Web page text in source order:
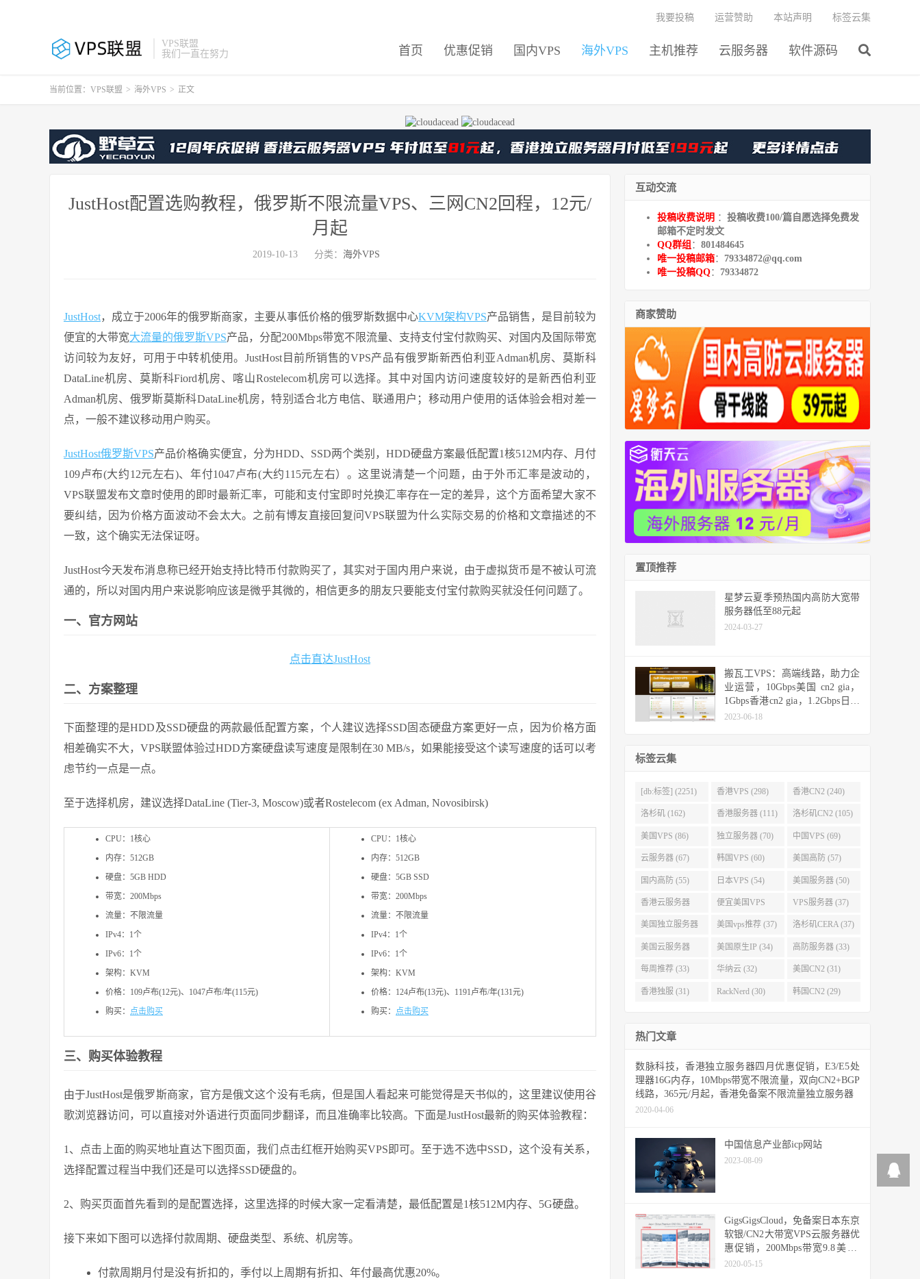
VPS联盟
我们一直在努力
首页 优惠促销 国内VPS 海外VPS 主机推荐 云服务器 软件源码
我要投稿 运营赞助 本站声明 标签云集
当前位置： VPS联盟 > 海外VPS > 正文
JustHost配置选购教程，俄罗斯不限流量VPS、三网CN2回程，12元/
月起
2019-10-13 分类： 海外VPS
JustHost，成立于2006年的俄罗斯商家，主要从事低价格的俄罗斯数据中心KVM架构VPS产品销售，是目前较为
便宜的大带宽大流量的俄罗斯VPS产品，分配200Mbps带宽不限流量、支持支付宝付款购买、对国内及国际带宽
访问较为友好，可用于中转机使用。JustHost目前所销售的VPS产品有俄罗斯新西伯利亚Adman机房、莫斯科
DataLine机房、莫斯科Fiord机房、喀山Rostelecom机房可以选择。其中对国内访问速度较好的是新西伯利亚
Adman机房、俄罗斯莫斯科DataLine机房，特别适合北方电信、联通用户；移动用户使用的话体验会相对差一
点，一般不建议移动用户购买。
JustHost俄罗斯VPS产品价格确实便宜，分为HDD、SSD两个类别，HDD硬盘方案最低配置1核512M内存、月付
109卢布(大约12元左右)、年付1047卢布(大约115元左右）。这里说清楚一个问题，由于外币汇率是波动的，
VPS联盟发布文章时使用的即时最新汇率，可能和支付宝即时兑换汇率存在一定的差异，这个方面希望大家不
要纠结，因为价格方面波动不会太大。之前有博友直接回复问VPS联盟为什么实际交易的价格和文章描述的不
一致，这个确实无法保证呀。
JustHost今天发布消息称已经开始支持比特币付款购买了，其实对于国内用户来说，由于虚拟货币是不被认可流
通的，所以对国内用户来说影响应该是微乎其微的，相信更多的朋友只要能支付宝付款购买就没任何问题了。
一、官方网站
点击直达JustHost
二、方案整理
下面整理的是HDD及SSD硬盘的两款最低配置方案，个人建议选择SSD固态硬盘方案更好一点，因为价格方面
相差确实不大，VPS联盟体验过HDD方案硬盘读写速度是限制在30MB/s，如果能接受这个读写速度的话可以考
虑节约一点是一点。
至于选择机房，建议选择DataLine (Tier-3, Moscow)或者Rostelecom (ex Adman, Novosibirsk)
CPU：1核心
内存：512GB
硬盘：5GB HDD
带宽：200Mbps
流量：不限流量
IPv4：1个
IPv6：1个
架构：KVM
价格：109卢布(12元)、1047卢布/年(115元)
购买： 点击购买
CPU：1核心
内存：512GB
硬盘：5GB SSD
带宽：200Mbps
流量：不限流量
IPv4：1个
IPv6：1个
架构：KVM
价格：124卢布(13元)、1191卢布/年(131元)
购买： 点击购买
三、购买体验教程
由于JustHost是俄罗斯商家，官方是俄文这个没有毛病，但是国人看起来可能觉得是天书似的，这里建议使用谷
歌浏览器访问，可以直接对外语进行页面同步翻译，而且准确率比较高。下面是JustHost最新的购买体验教程：
1、点击上面的购买地址直达下图页面，我们点击红框开始购买VPS即可。至于选不选中SSD，这个没有关系，
选择配置过程当中我们还是可以选择SSD硬盘的。
2、购买页面首先看到的是配置选择，这里选择的时候大家一定看清楚，最低配置是1核512M内存、5G硬盘。
接下来如下图可以选择付款周期、硬盘类型、系统、机房等。
付款周期月付是没有折扣的，季付以上周期有折扣、年付最高优惠20%。
互动交流
投稿收费说明 ： 投稿收费100/篇自愿选择免费发
邮箱不定时发文
QQ群组 ： 801484645
唯一投稿邮箱： 79334872@qq.com
唯一投稿QQ： 79334872
商家赞助
置顶推荐
星梦云夏季预热国内高防大宽带
服务器低至88元起
2024-03-27
搬瓦工VPS：高端线路，助力企
业运营，10Gbps美国 cn2 gia，
1Gbps香港cn2 gia，1.2Gbps日本
cn2 gia，10Gbps日本软银
2023-06-18
标签云集
[db:标签] (2251) 香港VPS (298) 香港CN2 (240)
洛杉矶 (162) 香港服务器 (111) 洛杉矶CN2 (105)
美国VPS (86) 独立服务器 (70) 中国VPS (69)
云服务器 (67) 韩国VPS (60) 美国高防 (57)
国内高防 (55) 日本VPS (54) 美国服务器 (50)
香港云服务器
(40)
便宜美国VPS
(38)
VPS服务器 (37)
美国独立服务器
(37)
美国vps推荐 (37) 洛杉矶CERA (37)
美国云服务器
(34)
美国原生IP (34) 高防服务器 (33)
每周推荐 (33) 华纳云 (32) 美国CN2 (31)
香港独服 (31) RackNerd (30) 韩国CN2 (29)
热门文章
数脉科技，香港独立服务器四月优惠促销，E3/E5处
理器16G内存，10Mbps带宽不限流量，双向CN2+BGP
线路，365元/月起，香港免备案不限流量独立服务器
2020-04-06
中国信息产业部icp网站
2023-08-09
GigsGigsCloud，免备案日本东京
软银/CN2大带宽VPS云服务器优
惠促销，200Mbps带宽9.8美元/
月起，高质量网络线路
2020-05-15